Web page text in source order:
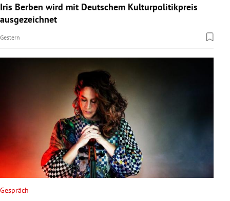
Iris Berben wird mit Deutschem Kulturpolitikpreis
ausgezeichnet
Gestern
Gespräch